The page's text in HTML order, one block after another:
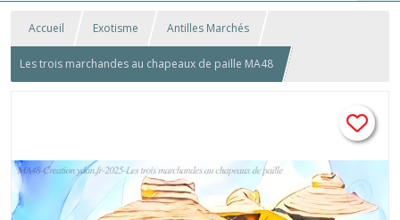
Accueil Exotisme Antilles Marchés
Les trois marchandes au chapeaux de paille MA48